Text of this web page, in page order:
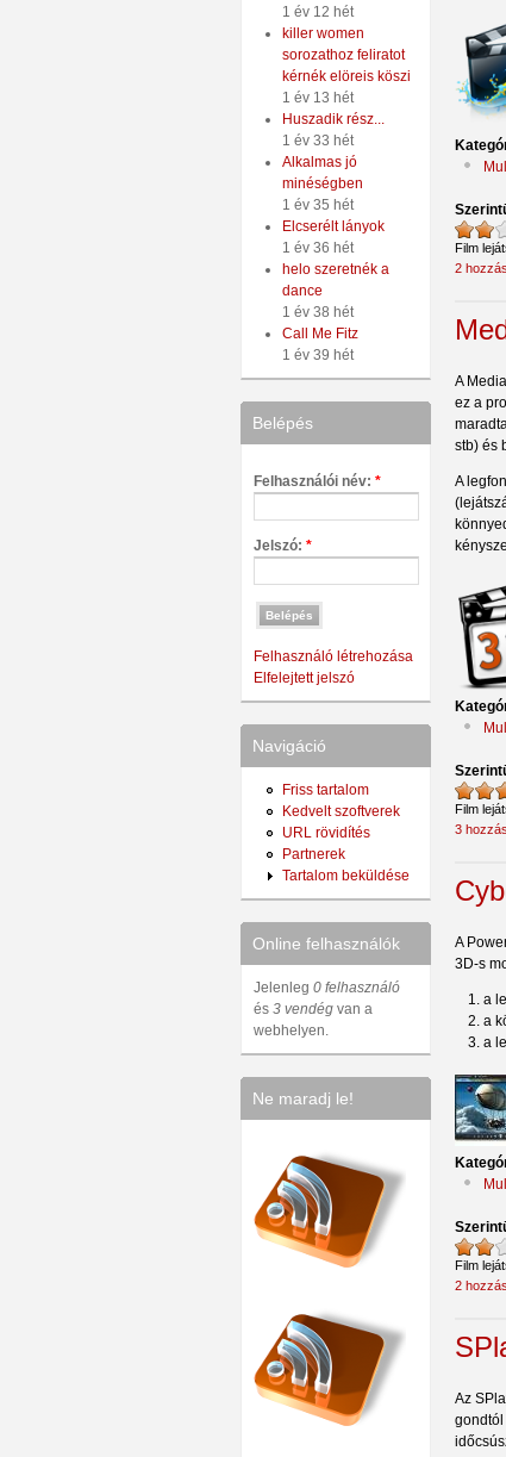
1 év 12 hét
killer women
sorozathoz feliratot
kérnék elöreis köszi
1 év 13 hét
Huszadik rész...
1 év 33 hét
Alkalmas jó
minéségben
1 év 35 hét
Elcserélt lányok
1 év 36 hét
helo szeretnék a
dance
1 év 38 hét
Call Me Fitz
1 év 39 hét
Belépés
Felhasználói név: *
Jelszó: *
Felhasználó létrehozása
Elfelejtett jelszó
Navigáció
Friss tartalom
Kedvelt szoftverek
URL rövidítés
Partnerek
Tartalom beküldése
Online felhasználók
Jelenleg 0 felhasználó
és 3 vendég van a
webhelyen.
Ne maradj le!
Film
2
A
ez a
stb) és
A
Film
3
A
3D-s
a
a
a
Film
2
Az
gondtól